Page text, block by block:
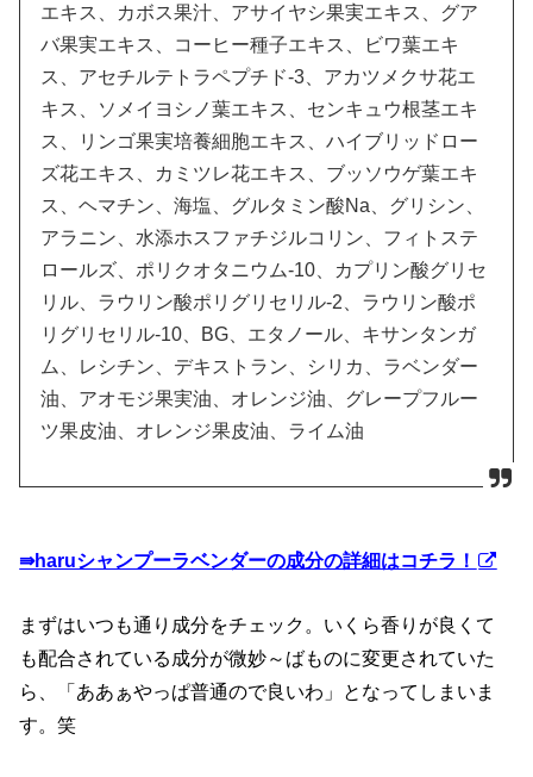
エキス、カボス果汁、アサイヤシ果実エキス、グア
バ果実エキス、コーヒー種子エキス、ビワ葉エキ
ス、アセチルテトラペプチド-3、アカツメクサ花エ
キス、ソメイヨシノ葉エキス、センキュウ根茎エキ
ス、リンゴ果実培養細胞エキス、ハイブリッドロー
ズ花エキス、カミツレ花エキス、ブッソウゲ葉エキ
ス、ヘマチン、海塩、グルタミン酸Na、グリシン、
アラニン、水添ホスファチジルコリン、フィトステ
ロールズ、ポリクオタニウム-10、カプリン酸グリセ
リル、ラウリン酸ポリグリセリル-2、ラウリン酸ポ
リグリセリル-10、BG、エタノール、キサンタンガ
ム、レシチン、デキストラン、シリカ、ラベンダー
油、アオモジ果実油、オレンジ油、グレープフルー
ツ果皮油、オレンジ果皮油、ライム油
⇛haruシャンプーラベンダーの成分の詳細はコチラ！
まずはいつも通り成分をチェック。いくら香りが良くて
も配合されている成分が微妙～ばものに変更されていた
ら、「ああぁやっぱ普通ので良いわ」となってしまいま
す。笑